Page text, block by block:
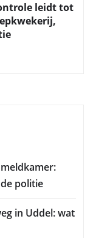
leidt tot
politie
in Uddel: wat